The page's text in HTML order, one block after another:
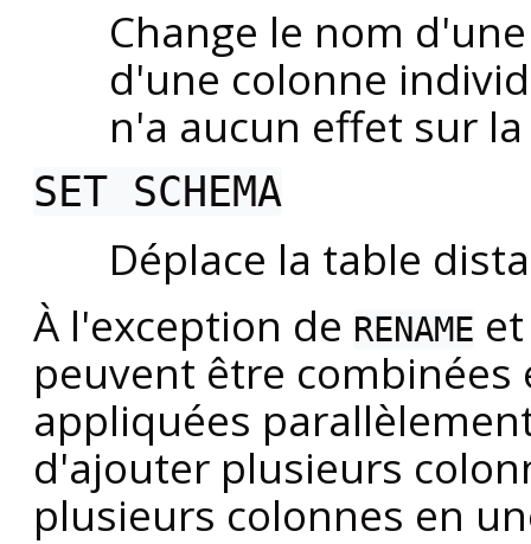
Change le nom
d'une colonne
n'a aucun effet sur
SET SCHEMA
Déplace la table
À l'exception de RENAME
peuvent être
appliquées
d'ajouter plusieurs
plusieurs colonnes en